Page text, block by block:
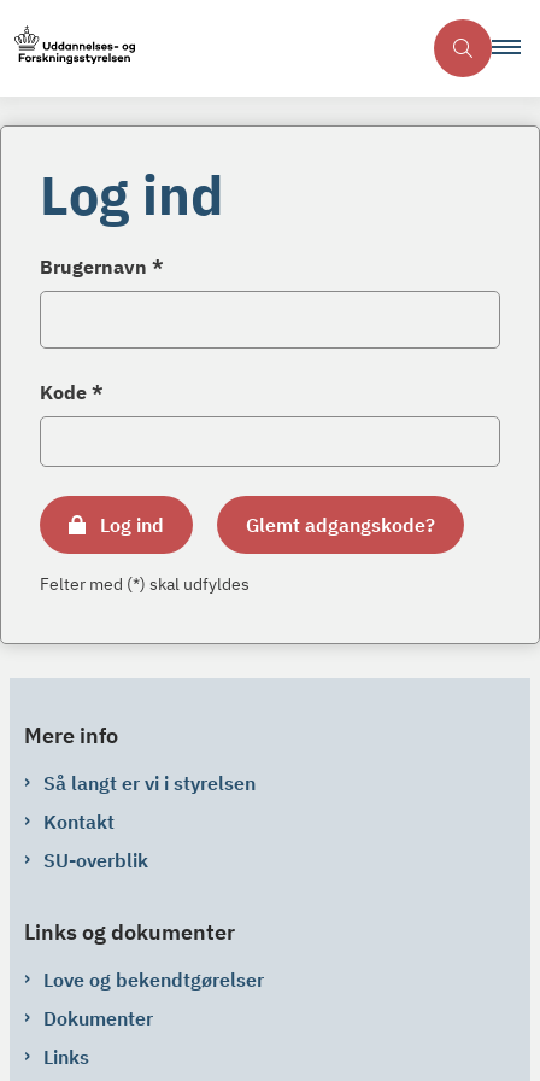
Log ind
Brugernavn *
Kode *
Log ind Glemt adgangskode?
Felter med (*) skal udfyldes
Mere info
Så langt er vi i styrelsen
Kontakt
SU-overblik
Links og dokumenter
Love og bekendtgørelser
Dokumenter
Links